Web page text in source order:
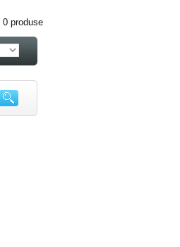
0 produse